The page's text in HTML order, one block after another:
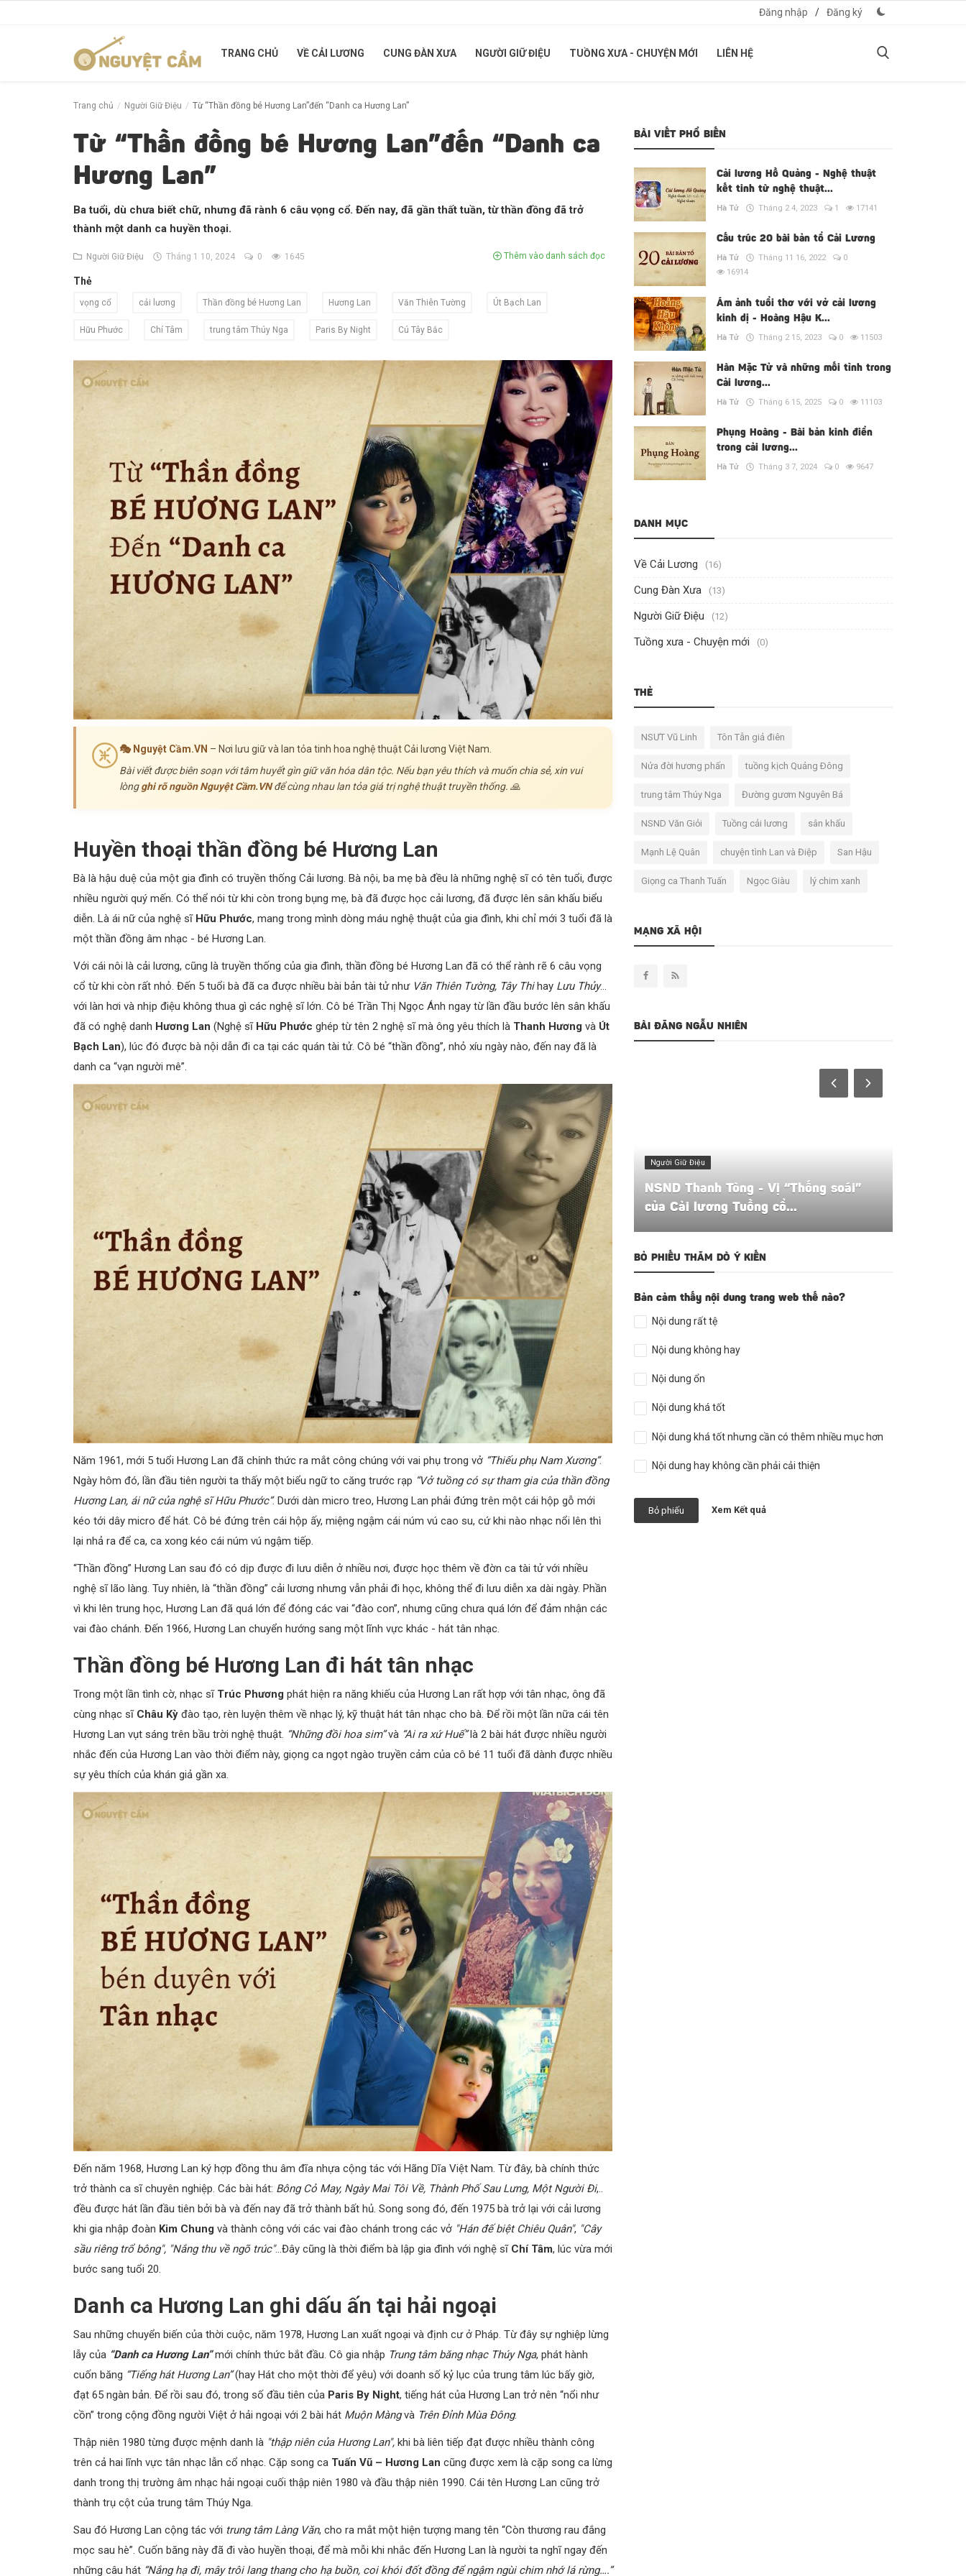
Đăng nhập / Đăng ký
TRANG CHỦ VỀ CẢI LƯƠNG CUNG ĐÀN XƯA NGƯỜI GIỮ ĐIỆU TUỒNG XƯA - CHUYỆN MỚI LIÊN HỆ
Về Cải Lương
Cung Đàn Xưa
Tuồng xưa - Chuyện mới
Trang chủ Người Giữ Điệu Từ “Thần đồng bé Hương Lan”đến “Danh ca Hương Lan”
Từ “Thần đồng bé Hương Lan”đến “Danh ca
Hương Lan”
Ba tuổi, dù chưa biết chữ, nhưng đã rành 6 câu vọng cổ. Đến nay, đã gần thất tuần, từ thần đồng đã trở
thành một danh ca huyền thoại.
Người Giữ Điệu Tháng 1 10, 2024 0 1645 Thêm vào danh sách đọc
Thẻ
vọng cổ cải lương Thần đồng bé Hương Lan Hương Lan Văn Thiên Tường Út Bạch Lan
Hữu Phước Chí Tâm trung tâm Thúy Nga Paris By Night Cú Tây Bắc
🎭 Nguyệt Cầm.VN – Nơi lưu giữ và lan tỏa tinh hoa nghệ thuật Cải lương Việt Nam.
Bài viết được biên soạn với tâm huyết gìn giữ văn hóa dân tộc. Nếu bạn yêu thích và muốn chia sẻ, xin vui
lòngghi rõ nguồn Nguyệt Cầm.VNđể cùng nhau lan tỏa giá trị nghệ thuật truyền thống. 🙏
Huyền thoại thần đồng bé Hương Lan
Bà là hậu duệ của một gia đình có truyền thống Cải lương. Bà nội, ba mẹ bà đều là những nghệ sĩ có tên tuổi, được
nhiều người quý mến. Có thể nói từ khi còn trong bụng mẹ, bà đã được học cải lương, đã được lên sân khấu biểu
diễn. Là ái nữ của nghệ sĩ Hữu Phước, mang trong mình dòng máu nghệ thuật của gia đình, khi chỉ mới 3 tuổi đã là
một thần đồng âm nhạc - bé Hương Lan.
Với cái nôi là cải lương, cũng là truyền thống của gia đình, thần đồng bé Hương Lan đã có thể rành rẽ 6 câu vọng
cổ từ khi còn rất nhỏ. Đến 5 tuổi bà đã ca được nhiều bài bản tài tử như Văn Thiên Tường, Tây Thihay Lưu Thủy…
với làn hơi và nhịp điệu không thua gì các nghệ sĩ lớn. Cô bé Trần Thị Ngọc Ánh ngay từ lần đầu bước lên sân khấu
đã có nghệ danh Hương Lan (Nghệ sĩ Hữu Phước ghép từ tên 2 nghệ sĩ mà ông yêu thích là Thanh Hương và Út
Bạch Lan), lúc đó được bà nội dẫn đi ca tại các quán tài tử. Cô bé “thần đồng”, nhỏ xíu ngày nào, đến nay đã là
danh ca “vạn người mê”.
Năm 1961, mới 5 tuổi Hương Lan đã chίnh thức ra mắt công chúng với vai phụ trong vở “Thiếu phụ Nam Xương”.
Ngày hôm đó, lần đầu tiên người ta thấy một biểu ngữ to căng trước rạp “Vở tuồng có sự tham gia của thần đồng
Hương Lan, ái nữ của nghệ sĩ Hữu Phước”. Dưới dàn micro treo, Hương Lan phải đứng trên một cái hộp gỗ mới
kéo tới dây micro để hát. Cô bé đứng trên cái hộp ấy, miệng ngậm cái núm vú cao su, cứ khi nào nhạc nổi lên thὶ
lại nhả ra để ca, ca xong kе́o cái núm vú ngậm tiếp.
“Thần đồng” Hương Lan sau đó có dịp được đi lưu diễn ở nhiều nơi, được học thêm về đờn ca tài tử với nhiều
nghệ sĩ lão làng. Tuy nhiên, là “thần đồng” cải lương nhưng vẫn phải đi học, không thể đi lưu diễn xa dài ngày. Phần
vì khi lên trung học, Hương Lan đã quá lớn để đóng các vai “đào con”, nhưng cũng chưa quá lớn để đảm nhận các
vai đào chánh. Đến 1966, Hương Lan chuyển hướng sang một lĩnh vực khác - hát tân nhạc.
Thần đồng bé Hương Lan đi hát tân nhạc
Trong một lần tình cờ, nhạc sĩ Trúc Phương phát hiện ra năng khiếu của Hương Lan rất hợp với tân nhạc, ông đã
cùng nhạc sĩ Châu Kỳ đào tạo, rèn luyện thêm về nhạc lý, kỹ thuật hát tân nhạc cho bà. Để rồi một lần nữa cái tên
Hương Lan vụt sáng trên bầu trời nghệ thuật. “Những đồi hoa sim”và “Ai ra xứ Huế”là 2 bài hát được nhiều người
nhắc đến của Hương Lan vào thời điểm này, giọng ca ngọt ngào truyền cảm của cô bé 11 tuổi đã dành được nhiều
sự yêu thích của khán giả gần xa.
Đến năm 1968, Hương Lan ký hợp đồng thu âm đĩa nhựa cộng tác với Hãng Dĩa Việt Nam. Từ đây, bà chính thức
trở thành ca sĩ chuyên nghiệp. Các bài hát: Bông Cỏ May, Ngày Mai Tôi Về, Thành Phố Sau Lưng, Một Người Đi,..
đều được hát lần đầu tiên bởi bà và đến nay đã trở thành bất hủ. Song song đó, đến 1975 bà trở lại với cải lương
khi gia nhập đoàn Kim Chung và thành công với các vai đào chánh trong các vở "Hán đế biệt Chiêu Quân", "Cây
sầu riêng trổ bông", "Nắng thu về ngõ trúc"...Đây cũng là thời điểm bà lập gia đình với nghệ sĩ Chí Tâm, lúc vừa mới
bước sang tuổi 20.
Danh ca Hương Lan ghi dấu ấn tại hải ngoại
Sau những chuyển biến của thời cuộc, năm 1978, Hương Lan xuất ngoại và định cư ở Pháp. Từ đây sự nghiệp lừng
lẫy của “Danh ca Hương Lan”mới chính thức bắt đầu. Cô gia nhập Trung tâm băng nhạc Thúy Nga, phát hành
cuốn băng “Tiếng hát Hương Lan”(hay Hát cho một thời để yêu) với doanh số kỷ lục của trung tâm lúc bấy giờ,
đạt 65 ngàn bản. Để rồi sau đó, trong số đầu tiên của Paris By Night, tiếng hát của Hương Lan trở nên “nổi như
cồn” trong cộng đồng người Việt ở hải ngoại với 2 bài hát Muộn Màngvà Trên Đỉnh Mùa Đông.
Thập niên 1980 từng được mệnh danh là "thập niên của Hương Lan", khi bà liên tiếp đạt được nhiều thành công
trên cả hai lĩnh vực tân nhạc lẫn cổ nhạc. Cặp song ca Tuấn Vũ – Hương Lan cũng được xem là cặp song ca lừng
danh trong thị trường âm nhạc hải ngoại cuối thập niên 1980 và đầu thập niên 1990. Cái tên Hương Lan cũng trở
thành trụ cột của trung tâm Thúy Nga.
Sau đó Hương Lan cộng tác với trung tâm Làng Văn, cho ra mắt một hiện tượng mang tên “Còn thương rau đắng
mọc sau hè”. Cuốn băng này đã đi vào huyền thoại, để mà mỗi khi nhắc đến Hương Lan là người ta nghĩ ngay đến
những câu hát “Nắng hạ đi, mây trôi lang thang cho hạ buồn, coi khói đốt đồng để ngậm ngùi chim nhớ lá rừng….”
BÀI VIẾT PHỔ BIẾN
Cải lương Hồ Quảng - Nghệ thuật
kết tinh từ nghệ thuật...
Hà Tử Tháng 2 4, 2023 1 17141
Cấu trúc 20 bài bản tổ Cải Lương
Hà Tử Tháng 11 16, 2022
0
16914
Ám ảnh tuổi thơ với vở cải lương
kinh dị - Hoàng Hậu K...
Hà Tử Tháng 2 15, 2023 0 11503
Hàn Mặc Tử và những mối tình trong
Cải lương...
Hà Tử Tháng 6 15, 2025 0 11103
Phụng Hoàng - Bài bản kinh điển
trong cải lương...
Hà Tử Tháng 3 7, 2024 0 9647
DANH MỤC
Về Cải Lương (16)
Cung Đàn Xưa (13)
Người Giữ Điệu (12)
Tuồng xưa - Chuyện mới (0)
THẺ
NSƯT Vũ Linh Tôn Tẫn giả điên
Nửa đời hương phấn tuồng kịch Quảng Ðông
trung tâm Thúy Nga Đường gươm Nguyên Bá
NSND Văn Giỏi Tuồng cải lương sân khấu
Mạnh Lệ Quân chuyện tình Lan và Điệp San Hậu
Giọng ca Thanh Tuấn Ngọc Giàu lý chim xanh
MẠNG XÃ HỘI
BÀI ĐĂNG NGẪU NHIÊN
Cung Đàn Xưa
Hàn Mặc Tử và những mối tình trong
Cải lương
Người Giữ Điệu
NSND Thanh Tòng - Vị “Thống soái”
của Cải lương Tuồng cổ...
BỎ PHIẾU THĂM DÒ Ý KIẾN
Bản cảm thấy nội dung trang web thế nào?
Nội dung rất tệ
Nội dung không hay
Nội dung ổn
Nội dung khá tốt
Nội dung khá tốt nhưng cần có thêm nhiều mục hơn
Nội dung hay không cần phải cải thiện
Bỏ phiếu Xem Kết quả